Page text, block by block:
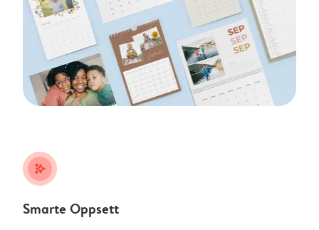
stars_plus
Smarte Oppsett